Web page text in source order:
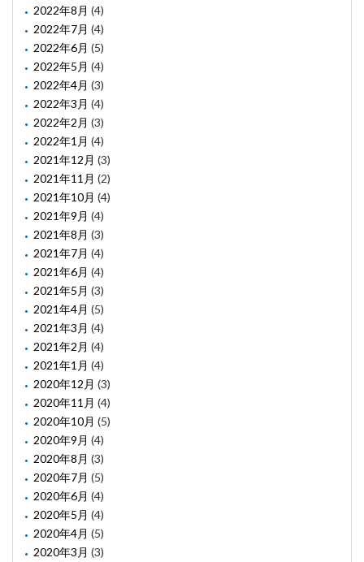
2022年8月 (4)
2022年7月 (4)
2022年6月 (5)
2022年5月 (4)
2022年4月 (3)
2022年3月 (4)
2022年2月 (3)
2022年1月 (4)
2021年12月 (3)
2021年11月 (2)
2021年10月 (4)
2021年9月 (4)
2021年8月 (3)
2021年7月 (4)
2021年6月 (4)
2021年5月 (3)
2021年4月 (5)
2021年3月 (4)
2021年2月 (4)
2021年1月 (4)
2020年12月 (3)
2020年11月 (4)
2020年10月 (5)
2020年9月 (4)
2020年8月 (3)
2020年7月 (5)
2020年6月 (4)
2020年5月 (4)
2020年4月 (5)
2020年3月 (3)